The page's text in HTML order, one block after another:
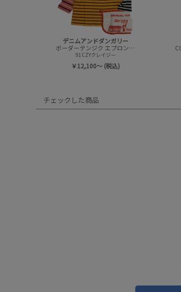
デニムアンドダンガリー
ボーダーテンジク エプロンツキ L/S TEE(8分袖)
91CZYクレイジー
￥12,100～ (税込)
チェックした商品